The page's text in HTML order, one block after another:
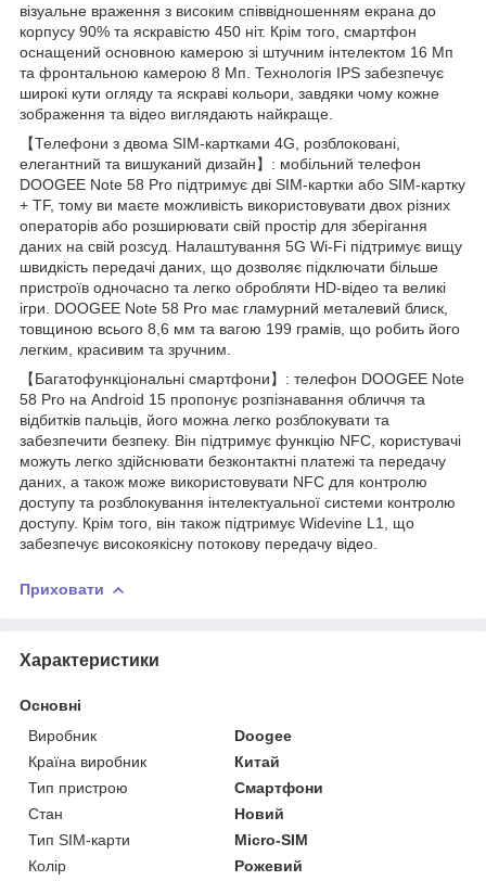
візуальне враження з високим співвідношенням екрана до
корпусу 90% та яскравістю 450 ніт. Крім того, смартфон
оснащений основною камерою зі штучним інтелектом 16 Мп
та фронтальною камерою 8 Мп. Технологія IPS забезпечує
широкі кути огляду та яскраві кольори, завдяки чому кожне
зображення та відео виглядають найкраще.
【Телефони з двома SIM-картками 4G, розблоковані,
елегантний та вишуканий дизайн】: мобільний телефон
DOOGEE Note 58 Pro підтримує дві SIM-картки або SIM-картку
+ TF, тому ви маєте можливість використовувати двох різних
операторів або розширювати свій простір для зберігання
даних на свій розсуд. Налаштування 5G Wi-Fi підтримує вищу
швидкість передачі даних, що дозволяє підключати більше
пристроїв одночасно та легко обробляти HD-відео та великі
ігри. DOOGEE Note 58 Pro має гламурний металевий блиск,
товщиною всього 8,6 мм та вагою 199 грамів, що робить його
легким, красивим та зручним.
【Багатофункціональні смартфони】: телефон DOOGEE Note
58 Pro на Android 15 пропонує розпізнавання обличчя та
відбитків пальців, його можна легко розблокувати та
забезпечити безпеку. Він підтримує функцію NFC, користувачі
можуть легко здійснювати безконтактні платежі та передачу
даних, а також може використовувати NFC для контролю
доступу та розблокування інтелектуальної системи контролю
доступу. Крім того, він також підтримує Widevine L1, що
забезпечує високоякісну потокову передачу відео.
Приховати
Характеристики
Основні
Виробник
Doogee
Країна виробник
Китай
Тип пристрою
Смартфони
Стан
Новий
Тип SIM-карти
Micro-SIM
Колір
Рожевий